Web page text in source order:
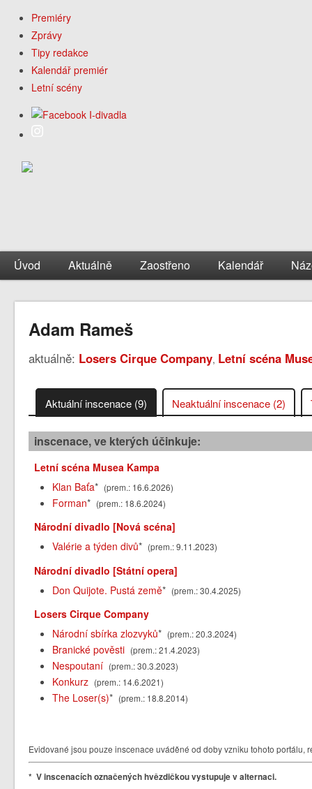
Premiéry
Zprávy
Tipy redakce
Kalendář premiér
Letní scény
Úvod Aktuálně Zaostřeno Kalendář
Adam Rameš
aktuálně: Losers Cirque Company, Letní scéna
Aktuální inscenace (9) Neaktuální inscenace (2)
inscenace, ve kterých účinkuje:
Letní scéna Musea Kampa
Klan Baťa* (prem.: 16.6.2026)
Forman* (prem.: 18.6.2024)
Národní divadlo [Nová scéna]
Valérie a týden divů* (prem.: 9.11.2023)
Národní divadlo [Státní opera]
Don Quijote. Pustá země* (prem.: 30.4.2025)
Losers Cirque Company
Národní sbírka zlozvyků* (prem.: 20.3.2024)
Branické pověsti (prem.: 21.4.2023)
Nespoutaní (prem.: 30.3.2023)
Konkurz (prem.: 14.6.2021)
The Loser(s)* (prem.: 18.8.2014)
Evidované jsou pouze inscenace uváděné od doby vzniku tohoto portálu,
* V inscenacích označených hvězdičkou vystupuje v alternaci.